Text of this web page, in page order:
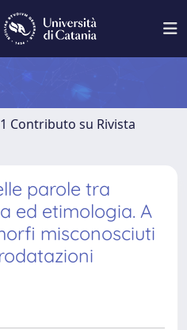
1 Contributo su Rivista
parole tra
ed etimologia. A
misconosciuti